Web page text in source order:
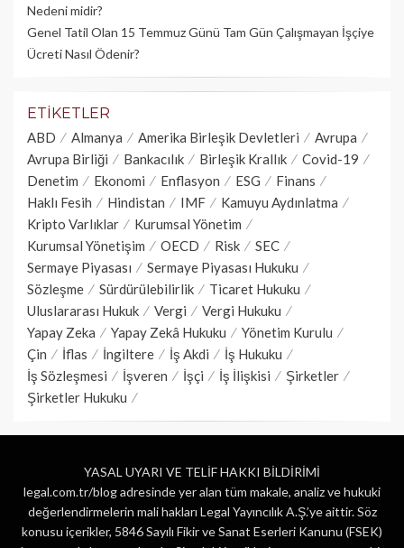
Nedeni midir?
Genel Tatil Olan 15 Temmuz Günü Tam Gün Çalışmayan İşçiye
Ücreti Nasıl Ödenir?
ETIKETLER
ABD Almanya Amerika Birleşik Devletleri
Avrupa
Avrupa Birliği
Bankacılık Birleşik Krallık
Covid-19
Denetim
Ekonomi Enflasyon ESG
Finans
Haklı Fesih
Hindistan IMF
Kamuyu Aydınlatma
Kripto Varlıklar
Kurumsal Yönetim
Kurumsal Yönetişim
OECD Risk
SEC
Sermaye Piyasası
Sermaye Piyasası Hukuku
Sözleşme
Sürdürülebilirlik
Ticaret Hukuku
Uluslararası Hukuk
Vergi
Vergi Hukuku
Yapay Zeka
Yapay Zekâ Hukuku
Yönetim Kurulu
Çin
İflas İngiltere İş Akdi
İş Hukuku
İş Sözleşmesi
İşveren İşçi İş İlişkisi
Şirketler
Şirketler Hukuku
YASAL UYARI VE TELİF HAKKI BİLDİRİMİ
legal.com.tr/blog adresinde yer alan tüm makale, analiz ve hukuki
değerlendirmelerin mali hakları Legal Yayıncılık A.Ş.’ye aittir. Söz
konusu içerikler, 5846 Sayılı Fikir ve Sanat Eserleri Kanunu (FSEK)